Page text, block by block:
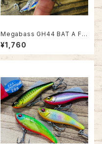
Megabass GH44 BAT A FR
Y -バタフライ-
¥1,760